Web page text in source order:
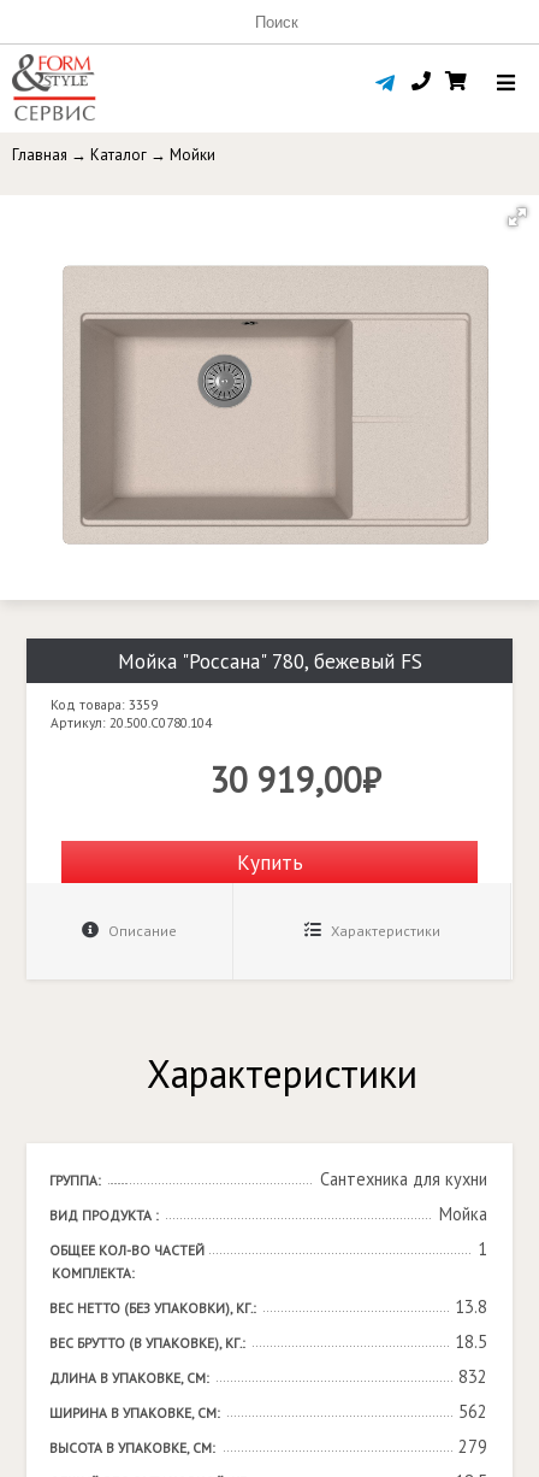
Главная → Каталог → Мойки
Мойка "Россана" 780, бежевый FS
Код товара: 3359
Артикул: 20.500.C0780.104
30 919,00₽
Купить
Описание Характеристики
Характеристики
ГРУППА: Сантехника для кухни
ВИД ПРОДУКТА : Мойка
ОБЩЕЕ КОЛ-ВО ЧАСТЕЙ
КОМПЛЕКТА:
1
ВЕС НЕТТО (БЕЗ УПАКОВКИ), КГ.: 13.8
ВЕС БРУТТО (В УПАКОВКЕ), КГ.: 18.5
ДЛИНА В УПАКОВКЕ, СМ: 832
ШИРИНА В УПАКОВКЕ, СМ: 562
ВЫСОТА В УПАКОВКЕ, СМ: 279